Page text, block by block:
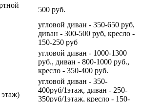
500 руб.
угловой диван - 350-650 руб,
диван - 300-500 руб, кресло -
150-250 руб
угловой диван - 1000-1300
руб., диван - 800-1000 руб.,
кресло - 350-400 руб.
угловой диван - 350-
400руб/1этаж, диван - 250-
350руб/1этаж, кресло - 150-